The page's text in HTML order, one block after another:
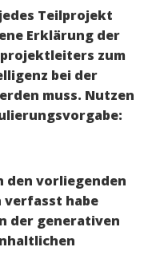
Teilprojekt
Erklärung der
zum
bei der
muss. Nutzen
den vorliegenden
habe
der generativen